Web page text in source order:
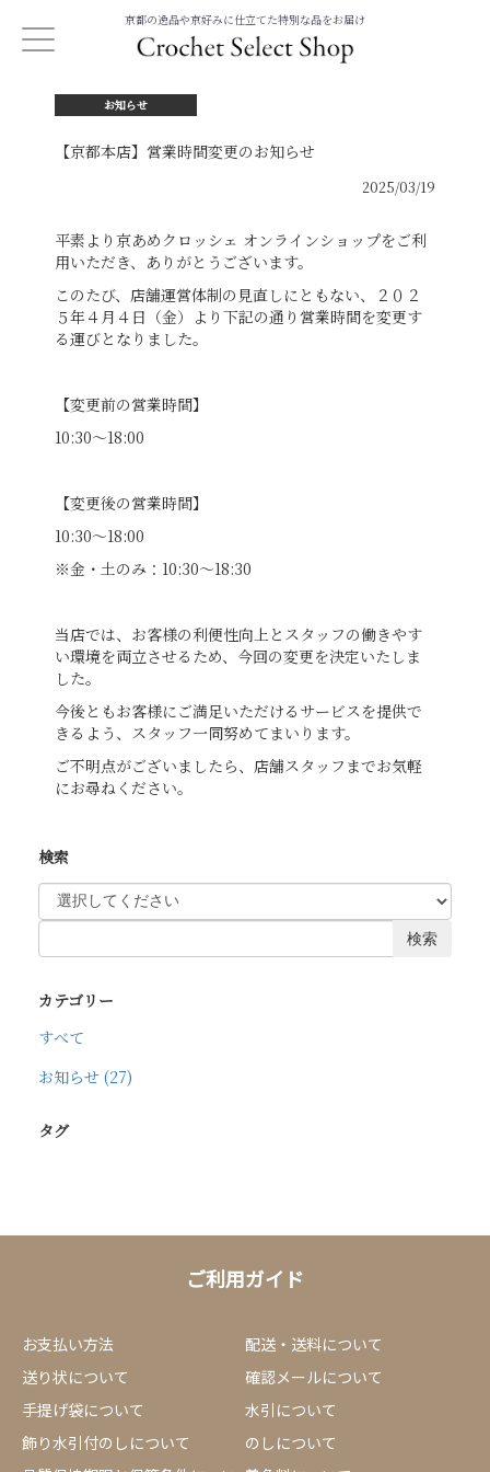
京都の逸品や京好みに仕立てた特別な品をお届け
お知らせ
【京都本店】営業時間変更のお知らせ
2025/03/19
平素より京あめクロッシェ オンラインショップをご利
用いただき、ありがとうございます。
このたび、店舗運営体制の見直しにともない、２０２
５年４月４日（金）より下記の通り営業時間を変更す
る運びとなりました。
【変更前の営業時間】
10:30～18:00
【変更後の営業時間】
10:30～18:00
※金・土のみ： 10:30～18:30
当店では、お客様の利便性向上とスタッフの働きやす
い環境を両立させるため、今回の変更を決定いたしま
した。
今後ともお客様にご満足いただけるサービスを提供で
きるよう、スタッフ一同努めてまいります。
ご不明点がございましたら、店舗スタッフまでお気軽
にお尋ねください。
検索
検索
カテゴリー
すべて
お知らせ (27)
タグ
ご利用ガイド
お支払い方法
配送・送料について
送り状について
確認メールについて
手提げ袋について
水引について
飾り水引付のしについて
のしについて